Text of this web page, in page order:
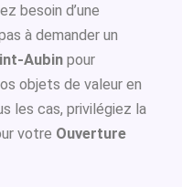
besoin d’une
à demander un
Aubin pour
objets de valeur en
les cas, privilégiez la
votre Ouverture